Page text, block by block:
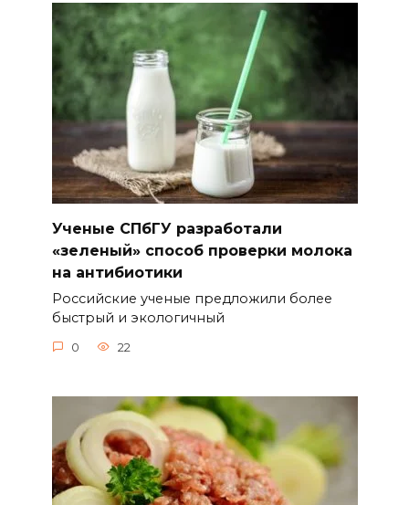
Ученые СПбГУ разработали
«зеленый» способ проверки молока
на антибиотики
Российские ученые предложили более
быстрый и экологичный
0 22